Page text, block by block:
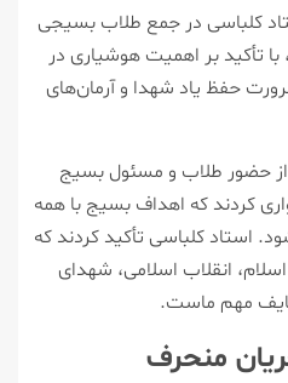
کلباسی در جمع طلاب بسیجی
تأکید بر اهمیت هوشیاری در
حفظ یاد شهدا و آرمان‌های
حضور طلاب و مسئول بسیج
کردند که اهداف بسیج با همه
استاد کلباسی تأکید کردند که
انقلاب اسلامی، شهدای
مهم ماست.
منحرف